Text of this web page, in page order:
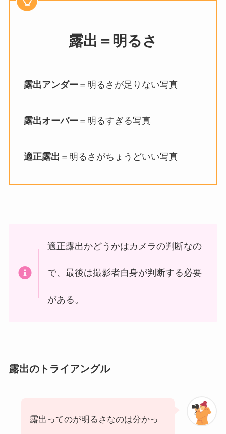
露出＝明るさ
露出アンダー ＝明るさが足りない写真
露出オーバー ＝明るすぎる写真
適正露出 ＝明るさがちょうどいい写真
適正露出かどうかはカメラの判断なの
で、最後は撮影者自身が判断する必要
がある。
露出のトライアングル
露出ってのが明るさなのは分かっ